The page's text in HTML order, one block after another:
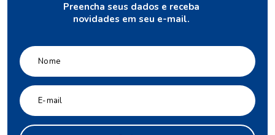
Preencha seus dados e receba
novidades em seu e-mail.